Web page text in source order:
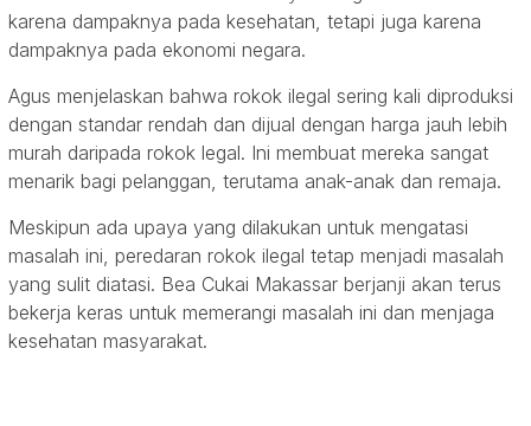
karena dampaknya pada kesehatan, tetapi juga karena
dampaknya pada ekonomi negara.
Agus menjelaskan bahwa rokok ilegal sering kali diproduksi
dengan standar rendah dan dijual dengan harga jauh lebih
murah daripada rokok legal. Ini membuat mereka sangat
menarik bagi pelanggan, terutama anak-anak dan remaja.
Meskipun ada upaya yang dilakukan untuk mengatasi
masalah ini, peredaran rokok ilegal tetap menjadi masalah
yang sulit diatasi. Bea Cukai Makassar berjanji akan terus
bekerja keras untuk memerangi masalah ini dan menjaga
kesehatan masyarakat.